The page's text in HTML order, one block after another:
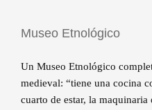
Museo Etnológico
Un Museo Etnológico
medieval: “tiene una cocina
cuarto de estar, la